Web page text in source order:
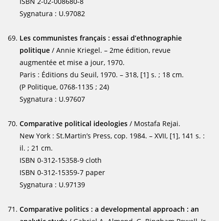
Sygnatura : U.97082
Les communistes français : essai d’ethnographie
politique / Annie Kriegel. – 2me édition, revue
augmentée et mise a jour, 1970.
Paris : Éditions du Seuil, 1970. – 318, [1] s. ; 18 cm.
(P Politique, 0768-1135 ; 24)
Sygnatura : U.97607
Comparative political ideologies / Mostafa Rejai.
New York : St.Martin’s Press, cop. 1984. – XVII, [1], 141 s. :
il. ; 21 cm.
ISBN 0-312-15358-9 cloth
ISBN 0-312-15359-7 paper
Sygnatura : U.97139
Comparative politics : a developmental approach : an